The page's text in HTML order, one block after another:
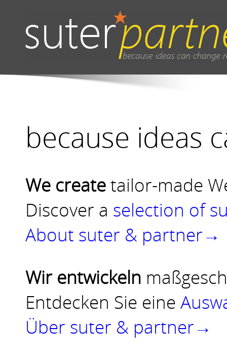
because ideas
We createtailor-made
Discover a selection of
About suter & partner→
Wir entwickeln
Entdecken Sie eine
Über suter & partner→